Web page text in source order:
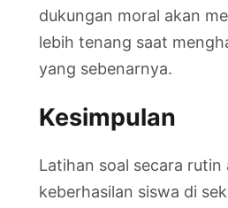
dukungan moral akan
lebih tenang saat
yang sebenarnya.
Kesimpulan
Latihan soal secara rutin
keberhasilan siswa di